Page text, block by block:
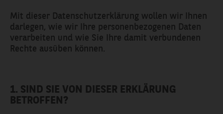
Mit dieser Datenschutzerklärung wollen wir Ihnen
darlegen, wie wir Ihre personenbezogenen Daten
verarbeiten und wie Sie Ihre damit verbundenen
Rechte ausüben können.
1. SIND SIE VON DIESER ERKLÄRUNG
BETROFFEN?